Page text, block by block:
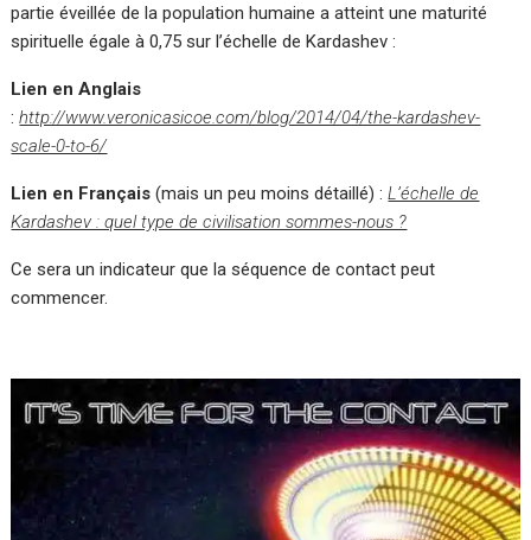
partie éveillée de la population humaine a atteint une maturité
spirituelle égale à 0,75 sur l’échelle de Kardashev :
Lien en Anglais
:http://www.veronicasicoe.com/blog/2014/04/the-kardashev-
scale-0-to-6/
Lien en Français (mais un peu moins détaillé) :L’échelle de
Kardashev : quel type de civilisation sommes-nous ?
Ce sera un indicateur que la séquence de contact peut
commencer.